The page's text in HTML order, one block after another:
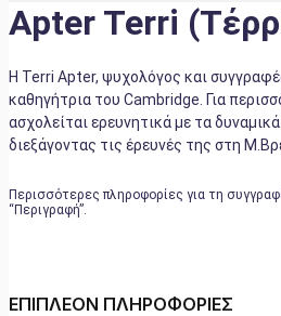
Apter Terri
Η Terri Apter, ψυχολόγος και
καθηγήτρια του Cambridge. Για
ασχολείται ερευνητικά με τα
διεξάγοντας τις έρευνές της στη
Περισσότερες πληροφορίες για τη
“Περιγραφή”.
ΕΠΙΠΛΕΟΝ ΠΛΗΡΟΦΟΡΙΕΣ